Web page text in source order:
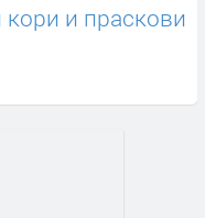
и праскови